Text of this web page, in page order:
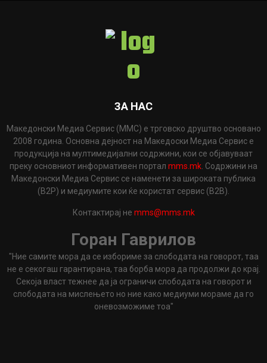
ЗА НАС
Македонски Медиа Сервис (ММС) е трговско друштво основано
2008 година. Основна дејност на Македоски Медиа Сервис е
продукција на мултимедијални содржини, кои се објавуваат
преку основниот информативен портал mms.mk . Содржини на
Македонски Медиа Сервис се наменети за широката публика
(B2P) и медиумите кои ќе користат сервис (B2B).
Контактирај не mms@mms.mk
Горан Гаврилов
"Ние самите мора да се избориме за слободата на говорот, таа
не е секогаш гарантирана, таа борба мора да продолжи до крај.
Секоја власт тежнее да ја ограничи слободата на говорот и
слободата на мислењето но ние како медиуми мораме да го
оневозможиме тоа"